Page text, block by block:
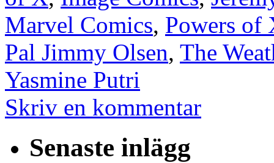
Marvel Comics, Powers of
Pal Jimmy Olsen, The
Yasmine Putri
Skriv en kommentar
Senaste inlägg